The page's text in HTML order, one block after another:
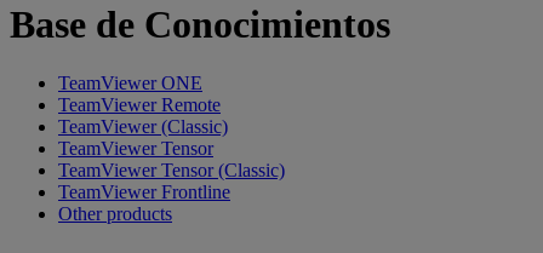
Base de Conocimientos
TeamViewer ONE
TeamViewer Remote
TeamViewer (Classic)
TeamViewer Tensor
TeamViewer Tensor (Classic)
TeamViewer Frontline
Other products